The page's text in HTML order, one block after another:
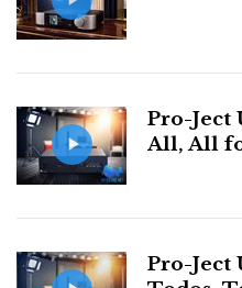
n
e
e
Pro-Ject
All, All
Pro-Ject